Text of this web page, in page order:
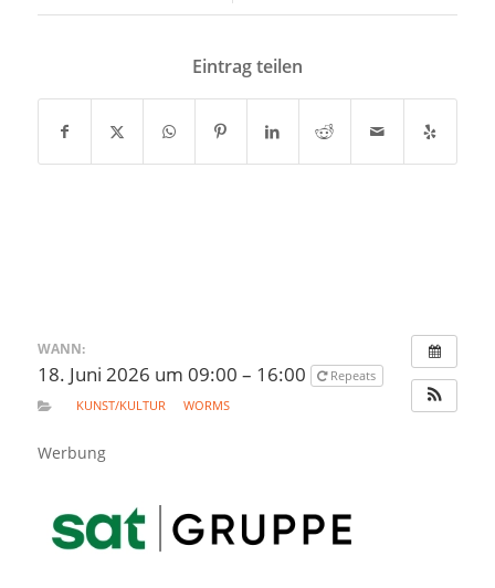
Eintrag teilen
WANN:
18. Juni 2026 um 09:00 – 16:00
Repeats
KUNST/KULTUR
WORMS
Werbung